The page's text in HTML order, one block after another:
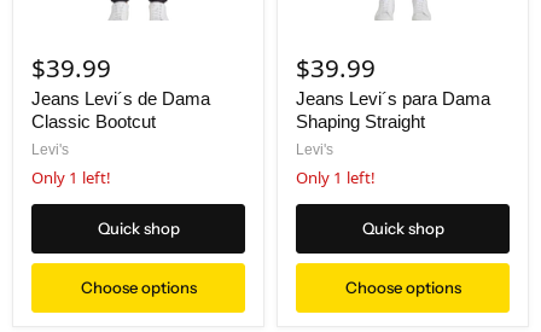
$39.99
Jeans Levi´s de Dama
Classic Bootcut
Levi's
Only 1 left!
Quick shop
Choose options
$39.99
Jeans Levi´s para Dama
Shaping Straight
Levi's
Only 1 left!
Quick shop
Choose options